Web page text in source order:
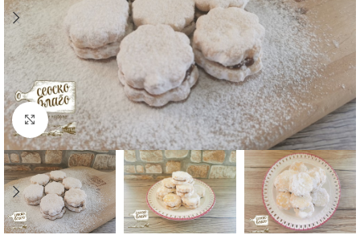
Kliknite za uvećanje